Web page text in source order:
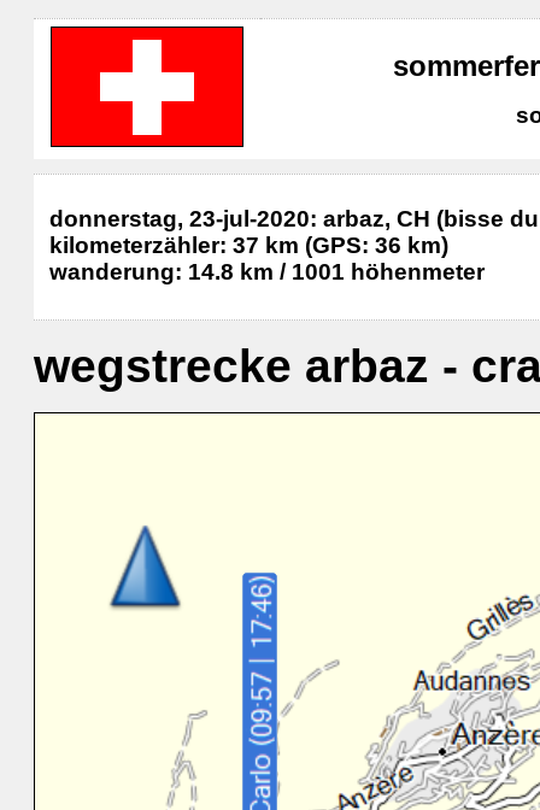
donnerstag, 23-jul-2020: arbaz, CH (bisse
kilometerzähler: 37 km (GPS: 36 km)
wanderung: 14.8 km / 1001 höhenmeter
wegstrecke arbaz -